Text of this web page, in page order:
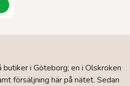
i Göteborg; en i Olskroken
försäljning här på nätet. Sedan